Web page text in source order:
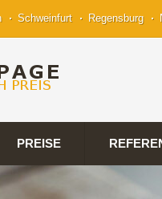
Schweinfurt Regensburg
PREISE